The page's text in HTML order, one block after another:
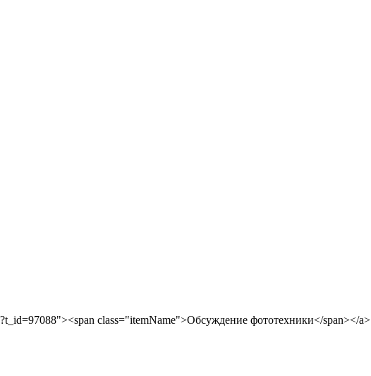
class="itemName">Обсуждение фототехники</span></a>